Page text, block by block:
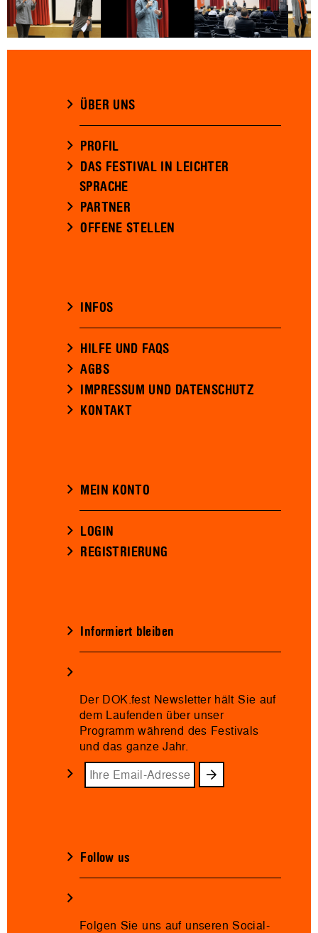
ÜBER UNS
PROFIL
DAS FESTIVAL IN LEICHTER
SPRACHE
PARTNER
OFFENE STELLEN
INFOS
HILFE UND FAQS
AGBS
IMPRESSUM UND DATENSCHUTZ
KONTAKT
MEIN KONTO
LOGIN
REGISTRIERUNG
Informiert bleiben
Der DOK.fest Newsletter hält Sie auf
dem Laufenden über unser
Programm während des Festivals
und das ganze Jahr.
Follow us
Folgen Sie uns auf unseren Social-